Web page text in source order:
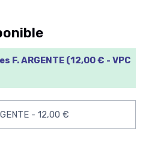
F. ARGENTE (12,00 € - VPC